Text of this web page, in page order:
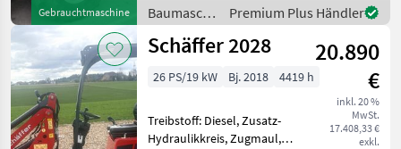
Gebrauchtmaschine
Zugmaul, Zusatz-
Hydraulikkre
Baumaschinen
/ Schaeff
Premium Plus Händler
Schäffer 2028
20.890
€
inkl. 20 %
MwSt.
17.408,33 €
exkl.
26 PS/19 kW Bj. 2018 4419 h
Treibstoff: Diesel, Zusatz-
Hydraulikkreis, Zugmaul,